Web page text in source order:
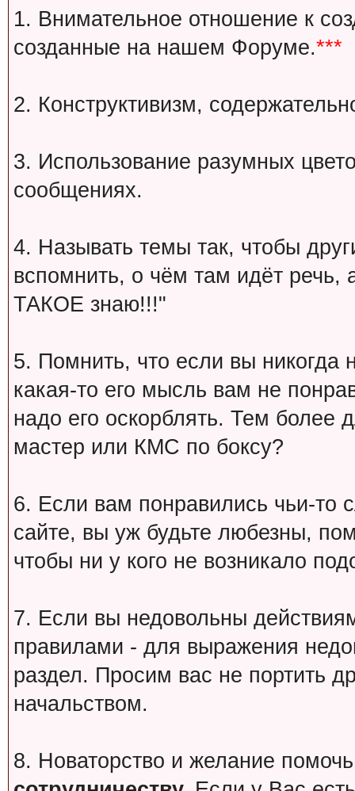
1. Внимательное отношение к
созданные на нашем Форуме.***
2. Конструктивизм,
3. Использование разумных
сообщениях.
4. Называть темы так, чтобы
вспомнить, о чём там идёт речь,
ТАКОЕ знаю!!!"
5. Помнить, что если вы никогда
какая-то его мысль вам не
надо его оскорблять. Тем более
мастер или КМС по боксу?
6. Если вам понравились чьи-то
сайте, вы уж будьте любезны,
чтобы ни у кого не возникало
7. Если вы недовольны
правилами - для выражения
раздел. Просим вас не портить
начальством.
8. Новаторство и желание